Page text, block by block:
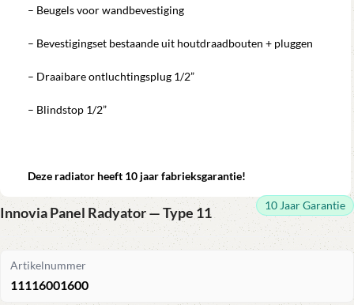
– Beugels voor wandbevestiging
– Bevestigingset bestaande uit houtdraadbouten + pluggen
– Draaibare ontluchtingsplug 1/2”
– Blindstop 1/2”
Deze radiator heeft 10 jaar fabrieksgarantie!
Innovia Panel Radyator — Type 11 10 Jaar Garantie
Artikelnummer
11116001600